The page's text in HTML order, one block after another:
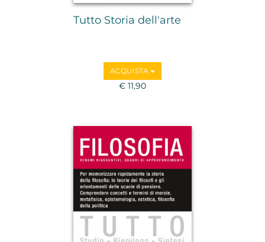
Tutto Storia dell'arte
ACQUISTA
€ 11,90